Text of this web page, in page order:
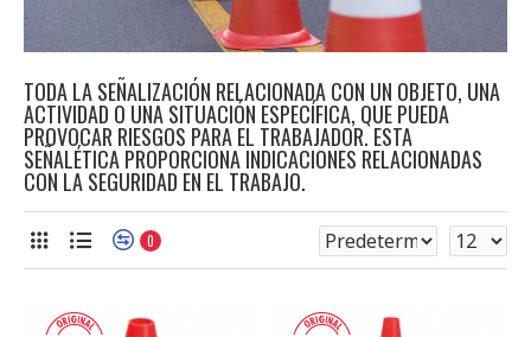
TODA LA SEÑALIZACIÓN RELACIONADA CON UN OBJETO, UNA
ACTIVIDAD O UNA SITUACIÓN ESPECÍFICA, QUE PUEDA
PROVOCAR RIESGOS PARA EL TRABAJADOR. ESTA
SEÑALÉTICA PROPORCIONA INDICACIONES RELACIONADAS
CON LA SEGURIDAD EN EL TRABAJO.
0